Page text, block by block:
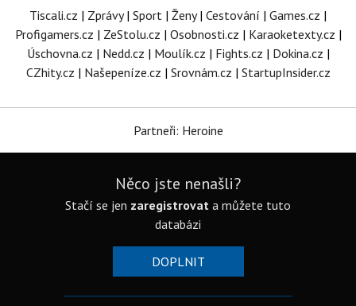
Tiscali.cz | Zprávy| Sport | Ženy| Cestování | Games.cz |
Profigamers.cz | ZeStolu.cz | Osobnosti.cz | Karaoketexty.cz |
Úschovna.cz | Nedd.cz | Moulík.cz | Fights.cz | Dokina.cz |
CZhity.cz | Našepeníze.cz | Srovnám.cz | StartupInsider.cz
Partneři: Heroine
Něco jste nenašli?
Stačí se jen zaregistrovat a můžete tuto
databázi
DOPLNIT